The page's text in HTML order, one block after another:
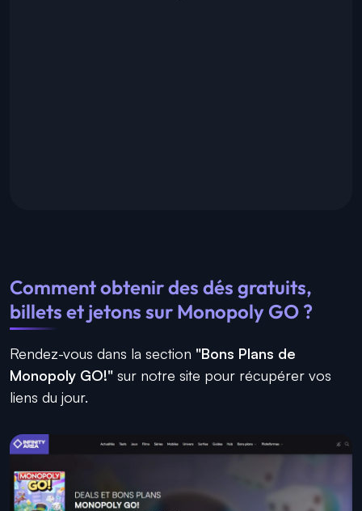
Comment obtenir des dés gratuits,
billets et jetons sur Monopoly GO ?
Rendez-vous dans la section "Bons Plans de
Monopoly GO!" sur notre site pour récupérer vos
liens du jour.